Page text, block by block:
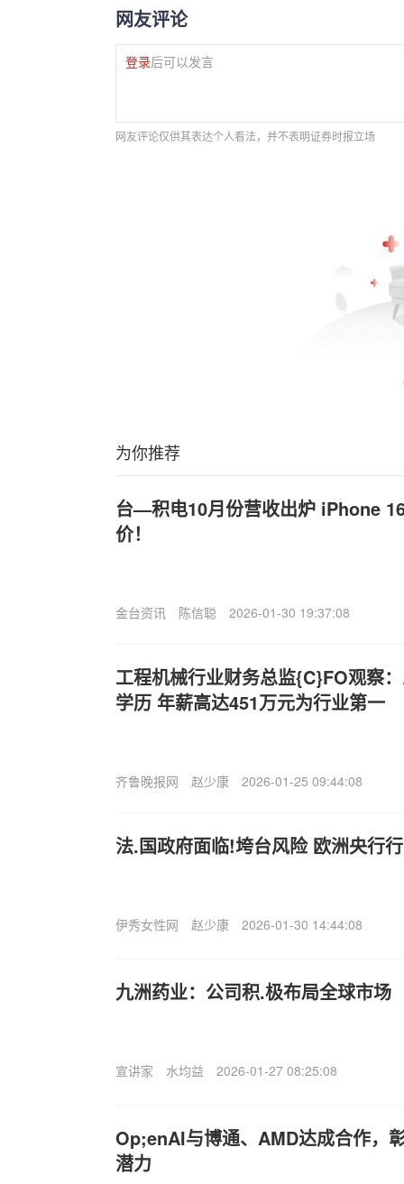
网友评论
登录后可以发言
网友评论仅供其表达个人看法，并不表明证券时报立场
为你推荐
台—积电10月份营收出炉 iPhone
价！
金台资讯 陈信聪 2026-01-30 19:37:08
工程机械行业财务总监{C}FO观察
学历 年薪高达451万元为行业第一
齐鲁晚报网 赵少康 2026-01-25 09:44:08
法.国政府面临!垮台风险 欧洲央行
伊秀女性网 赵少康 2026-01-30 14:44:08
九洲药业：公司积.极布局全球市场
宣讲家 水均益 2026-01-27 08:25:08
Op;enAI与博通、AMD达成合作，
潜力